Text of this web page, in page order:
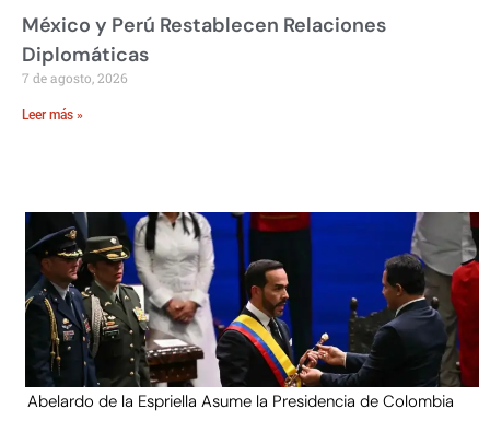
México y Perú Restablecen Relaciones
Diplomáticas
7 de agosto, 2026
Leer más »
Abelardo de la Espriella Asume la Presidencia de Colombia